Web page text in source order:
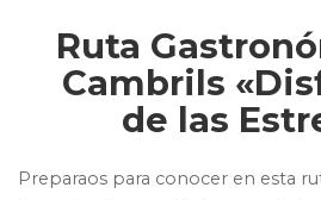
Ruta
Cambrils
de las
Preparaos para conocer en esta